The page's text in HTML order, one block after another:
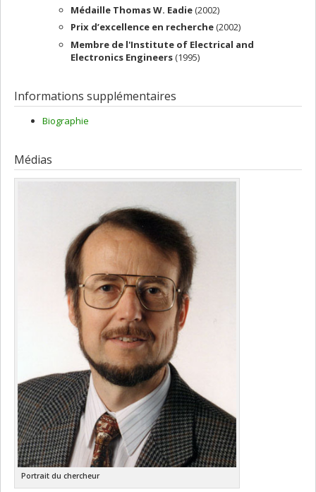
Médaille Thomas W. Eadie(2002)
Prix d’excellence en recherche(2002)
Membre de l'Institute of Electrical and
Electronics Engineers(1995)
Informations supplémentaires
Biographie
Médias
Portrait du chercheur